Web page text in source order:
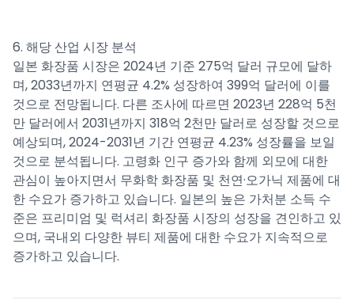
6. 해당 산업 시장 분석
일본 화장품 시장은 2024년 기준 275억 달러 규모에 달하
며, 2033년까지 연평균 4.2% 성장하여 399억 달러에 이를
것으로 전망됩니다. 다른 조사에 따르면 2023년 228억 5천
만 달러에서 2031년까지 318억 2천만 달러로 성장할 것으로
예상되며, 2024-2031년 기간 연평균 4.23% 성장률을 보일
것으로 분석됩니다. 고령화 인구 증가와 함께 외모에 대한
관심이 높아지면서 무화학 화장품 및 천연·오가닉 제품에 대
한 수요가 증가하고 있습니다. 일본의 높은 가처분 소득 수
준은 프리미엄 및 럭셔리 화장품 시장의 성장을 견인하고 있
으며, 국내외 다양한 뷰티 제품에 대한 수요가 지속적으로
증가하고 있습니다.